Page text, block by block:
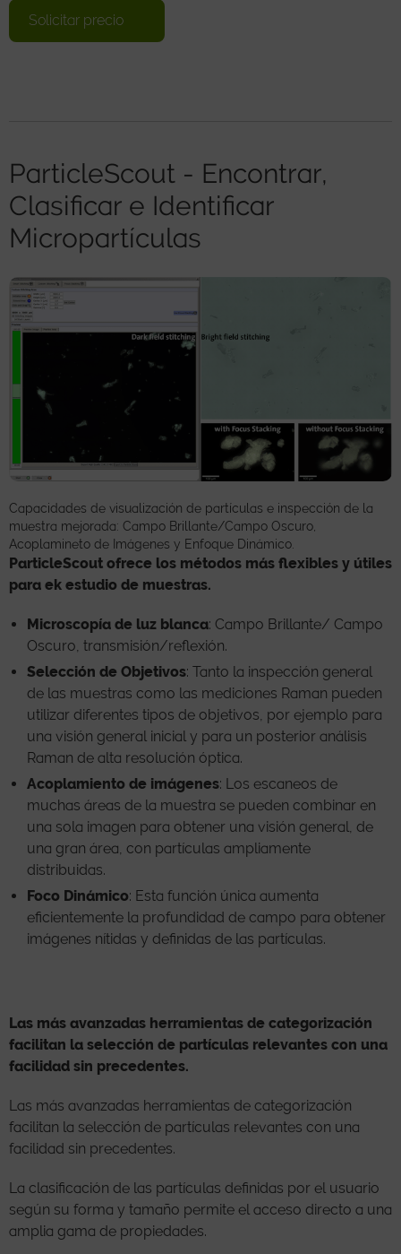
Solicitar precio
ParticleScout - Encontrar,
Clasificar e Identificar
Micropartículas
Capacidades de visualización de partículas e inspección de la
muestra mejorada: Campo Brillante/Campo Oscuro,
Acoplamineto de Imágenes y Enfoque Dinámico.
ParticleScout ofrece los métodos más flexibles y útiles
para ek estudio de muestras.
Microscopía de luz blanca: Campo Brillante/ Campo
Oscuro, transmisión/reflexión.
Selección de Objetivos: Tanto la inspección general
de las muestras como las mediciones Raman pueden
utilizar diferentes tipos de objetivos, por ejemplo para
una visión general inicial y para un posterior análisis
Raman de alta resolución óptica.
Acoplamiento de imágenes: Los escaneos de
muchas áreas de la muestra se pueden combinar en
una sola imagen para obtener una visión general, de
una gran área, con partículas ampliamente
distribuidas.
Foco Dinámico: Esta función única aumenta
eficientemente la profundidad de campo para obtener
imágenes nítidas y definidas de las partículas.
Las más avanzadas herramientas de categorización
facilitan la selección de partículas relevantes con una
facilidad sin precedentes.
Las más avanzadas herramientas de categorización
facilitan la selección de partículas relevantes con una
facilidad sin precedentes.
La clasificación de las partículas definidas por el usuario
según su forma y tamaño permite el acceso directo a una
amplia gama de propiedades.